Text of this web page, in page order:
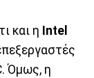
και η Intel
Όμως, η